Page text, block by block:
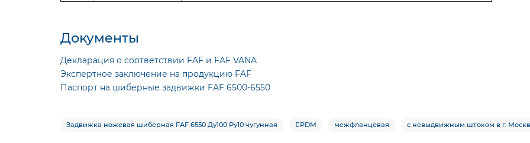
Документы
Декларация о соответствии FAF и FAF VANA
Экспертное заключение на продукцию FAF
Паспорт на шиберные задвижки FAF 6500-6550
Задвижка ножевая шиберная FAF 6550 Ду100 Ру10 чугунная EPDM межфланцевая с невыдвижным штоком в г.